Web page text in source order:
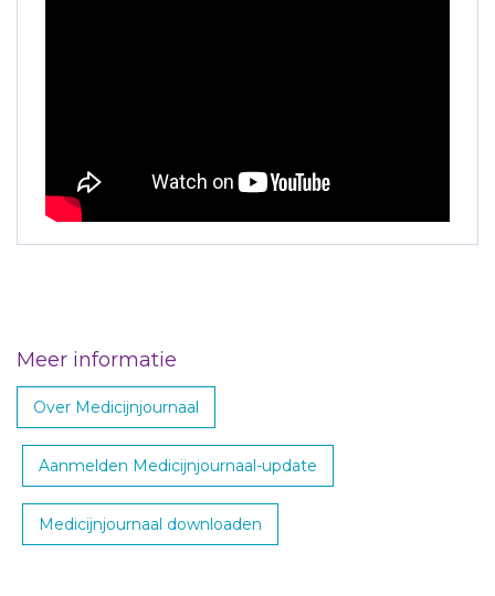
Meer informatie
Over Medicijnjournaal
Aanmelden Medicijnjournaal-update
Medicijnjournaal downloaden